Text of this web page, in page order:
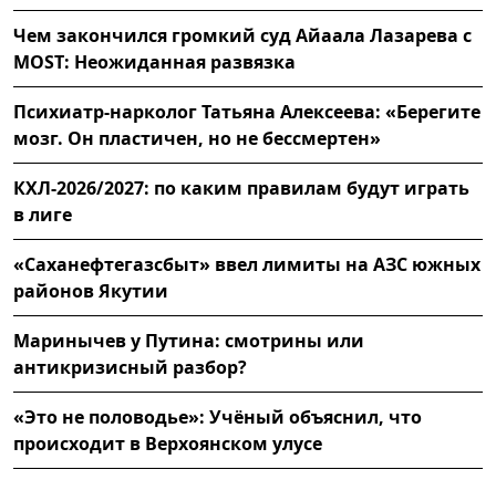
Чем закончился громкий суд Айаала Лазарева с
MOST: Неожиданная развязка
Психиатр-нарколог Татьяна Алексеева: «Берегите
мозг. Он пластичен, но не бессмертен»
КХЛ-2026/2027: по каким правилам будут играть
в лиге
«Саханефтегазсбыт» ввел лимиты на АЗС южных
районов Якутии
Маринычев у Путина: смотрины или
антикризисный разбор?
«Это не половодье»: Учёный объяснил, что
происходит в Верхоянском улусе